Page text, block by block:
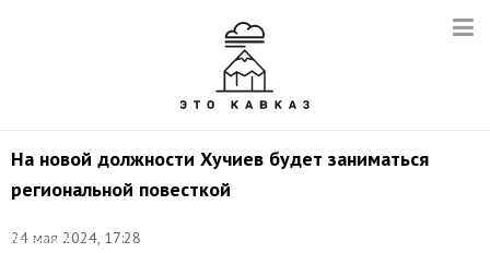
На новой должности Хучиев будет заниматься
региональной повесткой
24 мая 2024, 17:28
Фото
Валентин